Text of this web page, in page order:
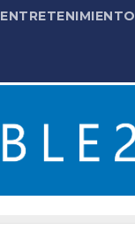
ENTRETENIMIENTO